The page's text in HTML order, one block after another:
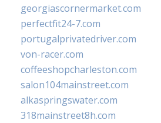
georgiascornermarket.com
perfectfit24-7.com
portugalprivatedriver.com
von-racer.com
coffeeshopcharleston.com
salon104mainstreet.com
alkaspringswater.com
318mainstreet8h.com